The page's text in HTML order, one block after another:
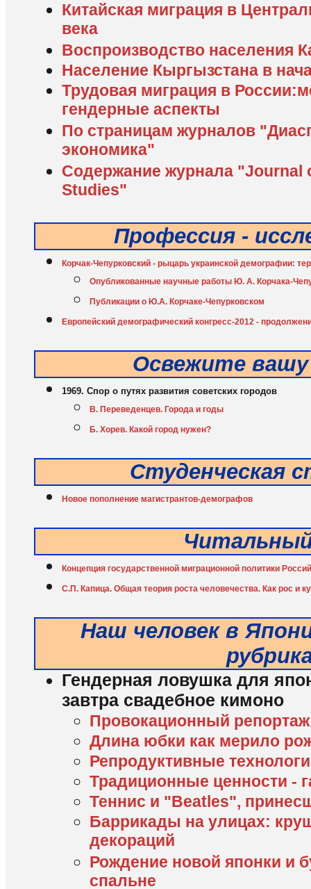
Китайская миграция в
века
Воспроизводство населения
Население Кыргызстана в
Трудовая миграция в
гендерные аспекты
По страницам журналов
экономика"
Содержание журнала "Journal
Studies"
Профессия -
Корчак-Чепурковский - рыцарь украинской демографии:
Опубликованные научные работы Ю. А. Корчака-
Публикации о Ю.А. Корчаке-Чепурковском
Европейский демографический конгресс-2012 -
Освежите
1969. Спор о путях развития советских городов
В. Переведенцев. Города и годы
Б. Хорев. Какой город нужен?
Студенческая
Новое пополнение магистрантов-демографов
Концепция государственной миграционной политики
С.П. Капица. Общая теория роста человечества. Как рос и
Наш человек в
Гендерная ловушка для
завтра свадебное кимоно
Провокационный репортаж
Длина юбки как мерило
Репродуктивные
Традиционные ценности -
Теннис и "Beatles",
Баррикады на улицах:
декораций
Рождение новой японки и
спальне